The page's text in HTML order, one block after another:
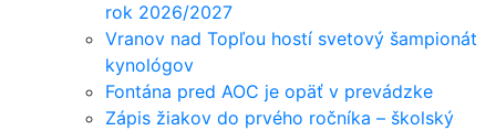
rok 2026/2027
Vranov nad Topľou hostí svetový šampionát
kynológov
Fontána pred AOC je opäť v prevádzke
Zápis žiakov do prvého ročníka – školský